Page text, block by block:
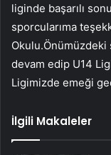
liginde başarılı
sporcularıma
Okulu.Önümüzdeki
devam edip U14
Ligimizde emeği
İlgili Makaleler